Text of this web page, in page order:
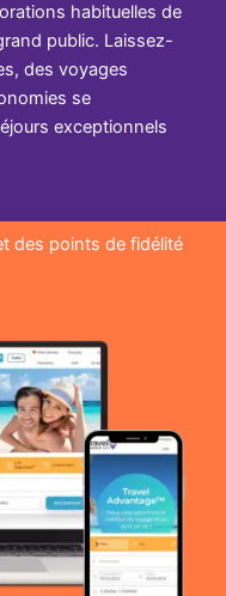
habituelles de
public. Laissez-
des voyages
se
exceptionnels
des points de fidélité